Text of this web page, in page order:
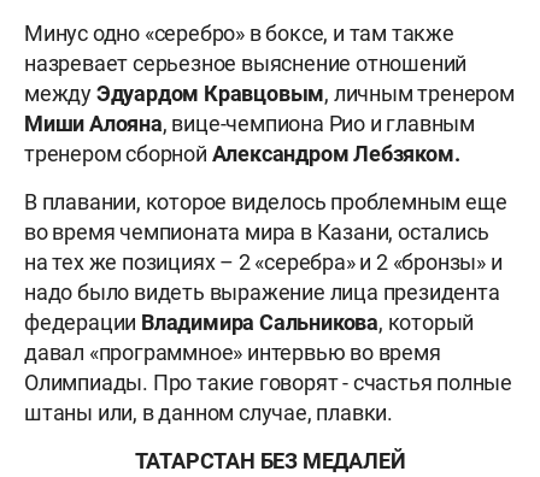
Минус одно «серебро» в боксе, и там также
назревает серьезное выяснение отношений
междуЭдуардом Кравцовым, личным тренером
Миши Алояна, вице-чемпиона Рио и главным
тренером сборной Александром Лебзяком.
В плавании, которое виделось проблемным еще
во время чемпионата мира в Казани, остались
на тех же позициях – 2 «серебра» и 2 «бронзы» и
надо было видеть выражение лица президента
федерации Владимира Сальникова, который
давал «программное» интервью во время
Олимпиады. Про такие говорят - счастья полные
штаны или, в данном случае, плавки.
ТАТАРСТАН БЕЗ МЕДАЛЕЙ